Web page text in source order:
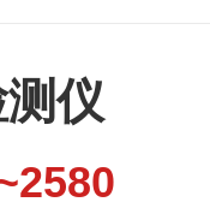
仪